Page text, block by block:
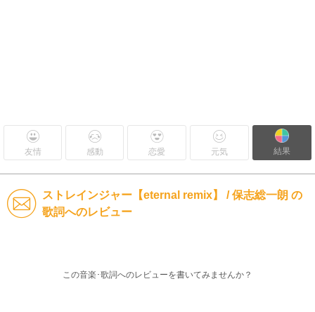
友情 感動 恋愛 元気 結果
ストレインジャー【eternal remix】 / 保志総一朗 の
歌詞へのレビュー
この音楽･歌詞へのレビューを書いてみませんか？